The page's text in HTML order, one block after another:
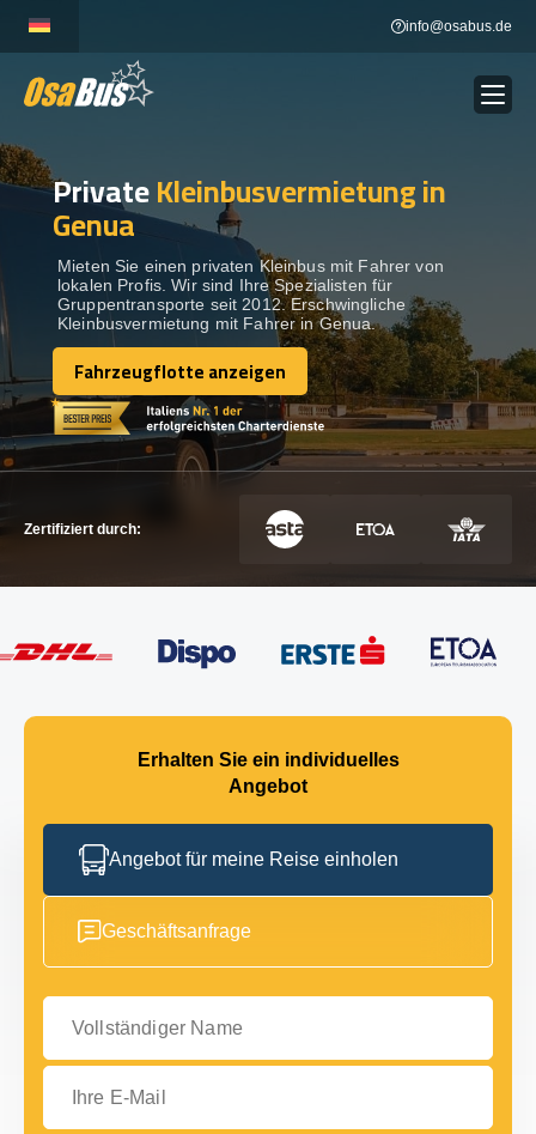
content
info@osabus.de
BUSVERMIETUNG Show dropdown
REISEZIELE
FLOTTE
KONTAKTIEREN SIE UNS
KONTAKTIEREN SIE UNS
PrivateKleinbusvermietung in
Genua
Mieten Sie einen privaten Kleinbus mit Fahrer von
lokalen Profis. Wir sind Ihre Spezialisten für
Gruppentransporte seit 2012. Erschwingliche
Kleinbusvermietung mit Fahrer in Genua.
Fahrzeugflotte anzeigen
Fahrzeugflotte anzeigen
Zertifiziert durch:
Erhalten Sie ein individuelles
Angebot
Angebot für meine Reise einholen
Geschäftsanfrage
Vollständiger Name
Ihre E-Mail